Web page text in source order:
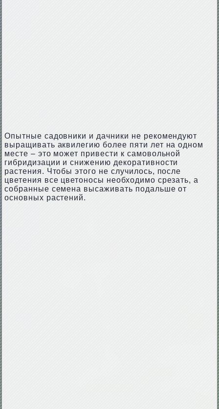
Опытные садовники и дачники не рекомендуют
выращивать аквилегию более пяти лет на одном
месте – это может привести к самовольной
гибридизации и снижению декоративности
растения. Чтобы этого не случилось, после
цветения все цветоносы необходимо срезать, а
собранные семена высаживать подальше от
основных растений.